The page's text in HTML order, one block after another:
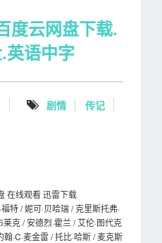
度云网盘下载.
英语中字
剧情
传记
在线观看 迅雷下载
特 / 妮可·贝哈瑞 / 克里斯托弗·
克 / 安德烈·霍兰 / 艾伦·图代克
·C·麦金雷 / 托比·哈斯 / 麦克斯